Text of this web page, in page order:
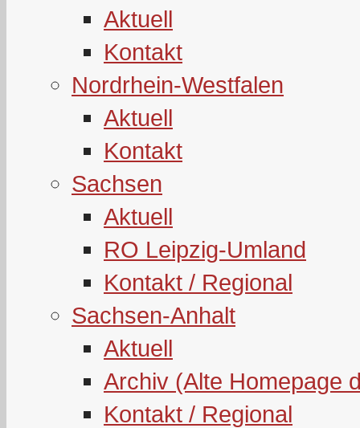
Aktuell
Kontakt
Nordrhein-Westfalen
Aktuell
Kontakt
Sachsen
Aktuell
RO Leipzig-Umland
Kontakt / Regional
Sachsen-Anhalt
Aktuell
Archiv (Alte Homepage
Kontakt / Regional